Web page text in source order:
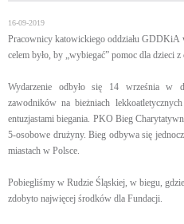
16-09-2019
Pracownicy katowickiego oddziału
celem było, by „wybiegać” pomoc dla dzieci
Wydarzenie odbyło się 14 września w
zawodników na bieżniach
entuzjastami biegania. PKO Bieg
5-osobowe drużyny. Bieg odbywa się
miastach w Polsce.
Pobiegliśmy w Rudzie Śląskiej, w biegu,
zdobyto najwięcej środków dla Fundacji.